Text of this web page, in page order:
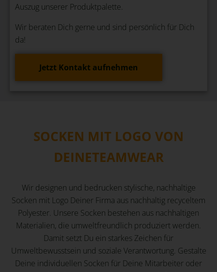
Auszug unserer Produktpalette.
Wir beraten Dich gerne und sind persönlich für Dich
da!
Jetzt Kontakt aufnehmen
SOCKEN MIT LOGO VON
DEINETEAMWEAR
Wir designen und bedrucken stylische, nachhaltige
Socken mit Logo Deiner Firma aus nachhaltig recyceltem
Polyester. Unsere Socken bestehen aus nachhaltigen
Materialien, die umweltfreundlich produziert werden.
Damit setzt Du ein starkes Zeichen für
Umweltbewusstsein und soziale Verantwortung. Gestalte
Deine individuellen Socken für Deine Mitarbeiter oder